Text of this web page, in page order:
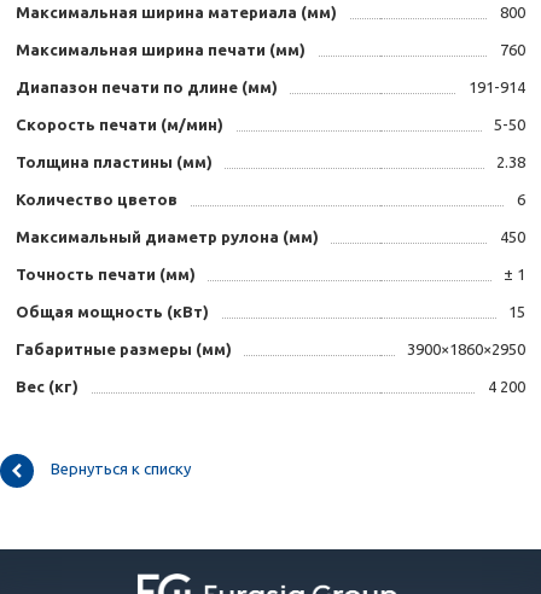
Максимальная ширина материала (мм) 800
Максимальная ширина печати (мм) 760
Диапазон печати по длине (мм) 191-914
Скорость печати (м/мин) 5-50
Толщина пластины (мм) 2.38
Количество цветов 6
Максимальный диаметр рулона (мм) 450
Точность печати (мм) ± 1
Общая мощность (кВт) 15
Габаритные размеры (мм) 3900×1860×2950
Вес (кг) 4 200
Вернуться к списку